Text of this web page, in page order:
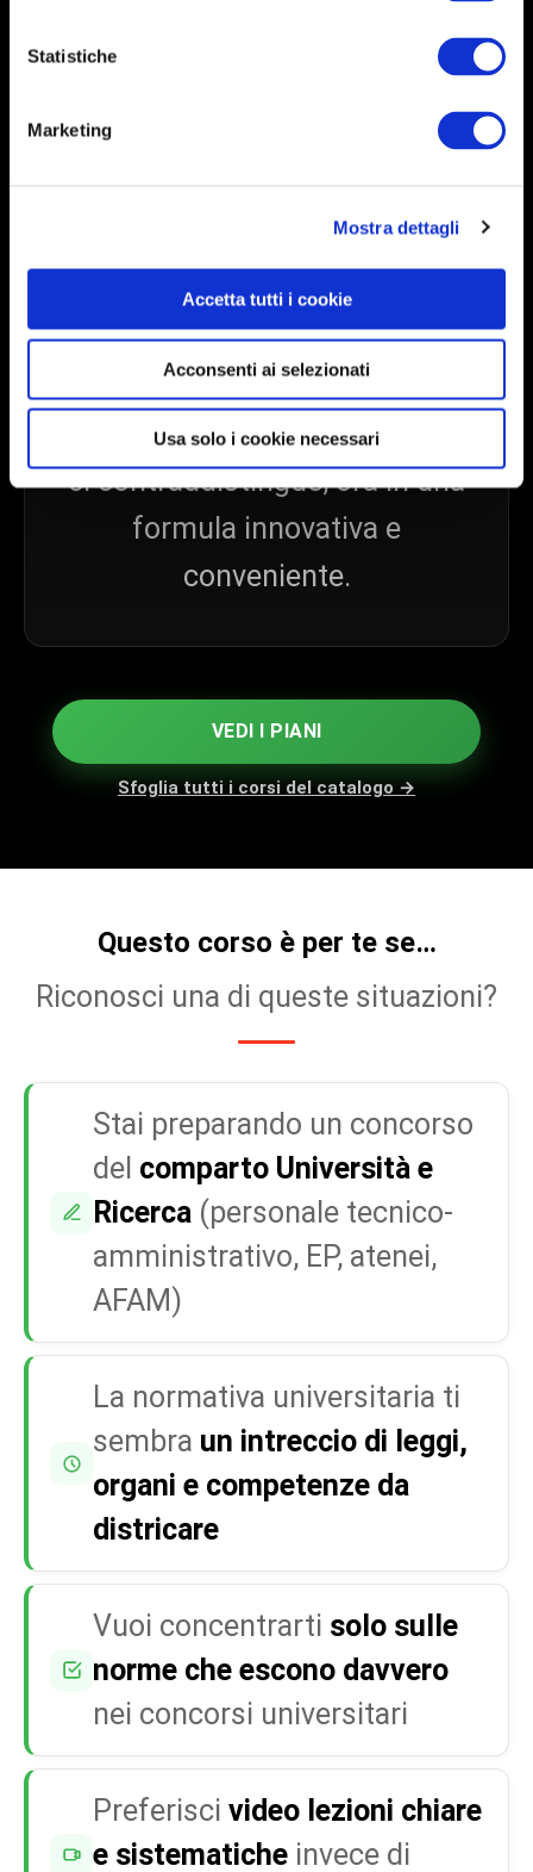
Statistiche
Marketing
Mostra dettagli
Accetta tutti i cookie
Acconsenti ai selezionati
Usa solo i cookie necessari
Catalogo corsi curato dai docenti
aggiornato, sempre al passo con
La stessa dedizione e qualità che
ci contraddistingue, ora in una
formula innovativa e
conveniente.
VEDI I PIANI
Sfoglia tutti i corsi del catalogo →
Questo corso è per te se…
Riconosci una di queste situazioni?
Stai preparando un concorso
del comparto Università e
Ricerca (personale tecnico-
amministrativo, EP, atenei,
AFAM)
La normativa universitaria ti
sembra un intreccio di leggi,
organi e competenze da
districare
Vuoi concentrarti solo sulle
norme che escono davvero
nei concorsi universitari
Preferisci video lezioni chiare
e sistematiche invece di